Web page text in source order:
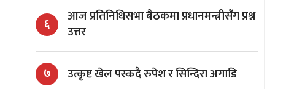
६
आज प्रतिनिधिसभा बैठकमा प्रधानमन्त्रीसँग प्रश्न
उत्तर
७ उत्कृष्ट खेल पस्कदै रुपेश र सिन्दिरा अगाडि